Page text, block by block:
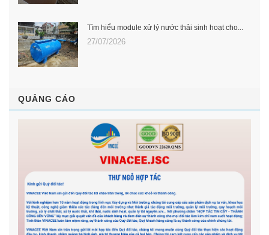
Tìm hiểu module xử lý nước thải sinh hoạt cho...
27/07/2026
QUẢNG CÁO